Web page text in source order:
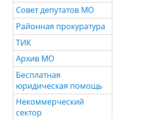
Совет депутатов МО
Районная прокуратура
ТИК
Архив МО
Бесплатная
юридическая помощь
Некоммерческий
сектор